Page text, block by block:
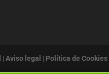
|Aviso legal | Política de Cookies